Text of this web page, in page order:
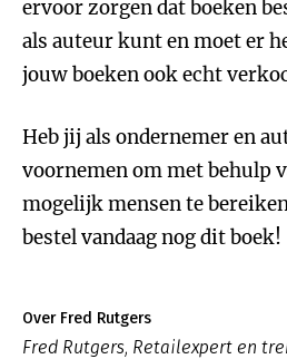
ervoor zorgen dat boeken
als auteur kunt en moet er
jouw boeken ook echt
Heb jij als ondernemer en
voornemen om met behulp
mogelijk mensen te
bestel vandaag nog dit boek!
Over Fred Rutgers
Fred Rutgers, Retailexpert en